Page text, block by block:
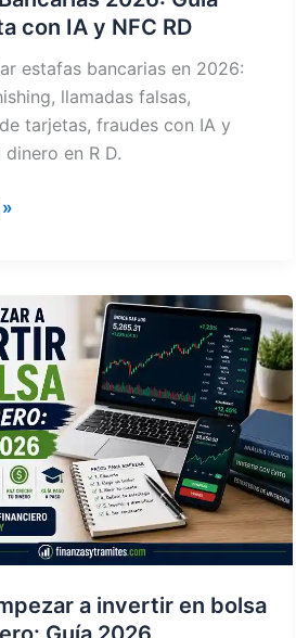
con IA y NFC RD
estafas bancarias en 2026:
llamadas falsas,
tarjetas, fraudes con IA y
en R D.
a invertir en bolsa